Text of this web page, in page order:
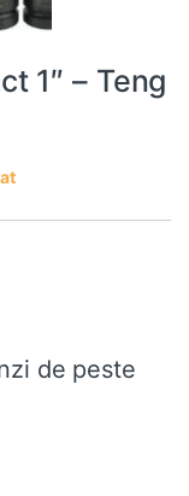
1″ – Teng
de peste